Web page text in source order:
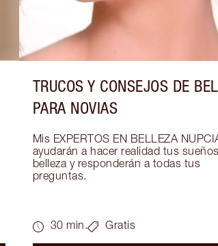
TRUCOS Y CONSEJOS DE
PARA NOVIAS
Mis EXPERTOS EN BELLEZA
ayudarán a hacer realidad tus
belleza y responderán a todas tus
preguntas.
30 min. Gratis